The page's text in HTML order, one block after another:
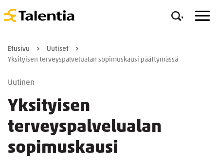
Etusivu
Uutiset
Yksityisen terveyspalvelualan sopimuskausi päättymässä
Uutinen
Yksityisen
terveyspalvelualan
sopimuskausi